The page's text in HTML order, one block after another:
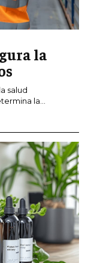
la
salud
la...